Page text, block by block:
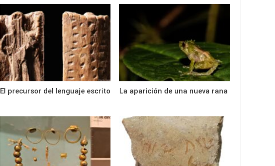
El precursor del lenguaje escrito La aparición de una nueva rana